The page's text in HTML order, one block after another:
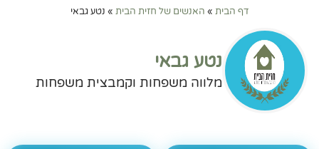
דף הבית » האנשים של חזית הבית » נטע גבאי
נטע גבאי
מלווה משפחות וקמבצית משפחות